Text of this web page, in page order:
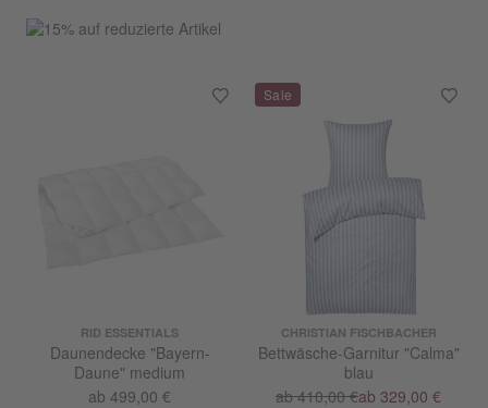
RID ESSENTIALS
Daunendecke "Bayern-
Daune" medium
ab 499,00 €
CHRISTIAN FISCHBACHER
Bettwäsche-Garnitur "Calma"
blau
ab 410,00 €ab 329,00 €